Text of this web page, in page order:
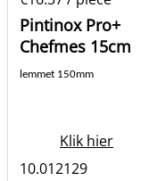
Pintinox Pro+
Chefmes 15cm
lemmet 150mm
Klik hier
10.012129